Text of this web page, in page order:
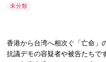
未分類
香港から台湾へ相次ぐ「亡命」
抗議デモの容疑者や被告たちで